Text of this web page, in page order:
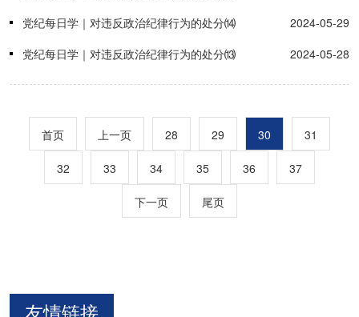
党纪每日学｜对违反政治纪律行为的处分⒁
2024-05-29
党纪每日学｜对违反政治纪律行为的处分⒀
2024-05-28
首页 上一页 28 29 30 31
32 33 34 35 36 37
下一页 尾页